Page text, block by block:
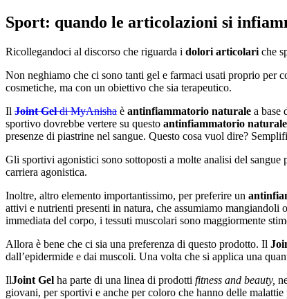
Sport: quando le articolazioni si
Ricollegandoci al discorso che riguarda i dolori articolari che
Non neghiamo che ci sono tanti gel e farmaci usati proprio per
cosmetiche, ma con un obiettivo che sia terapeutico.
Il Joint Geldi MyAnisha è antinfiammatorio naturale a base
sportivo dovrebbe vertere su questo antinfiammatorio
presenze di piastrine nel sangue. Questo cosa vuol dire?
Gli sportivi agonistici sono sottoposti a molte analisi del sangue
carriera agonistica.
Inoltre, altro elemento importantissimo, per preferire un
attivi e nutrienti presenti in natura, che assumiamo
immediata del corpo, i tessuti muscolari sono maggiormente
Allora è bene che ci sia una preferenza di questo prodotto. Il
dall’epidermide e dai muscoli. Una volta che si applica una
IlJoint Gel ha parte di una linea di prodotti fitness and beauty,
giovani, per sportivi e anche per coloro che hanno delle